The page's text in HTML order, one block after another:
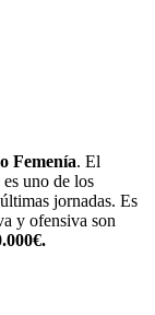
Femenía. El
uno de los
jornadas. Es
y ofensiva son